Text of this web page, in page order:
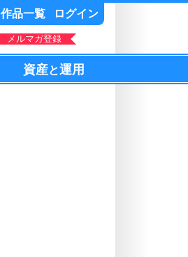
作品一覧 ログイン
メルマガ登録
資産と運用